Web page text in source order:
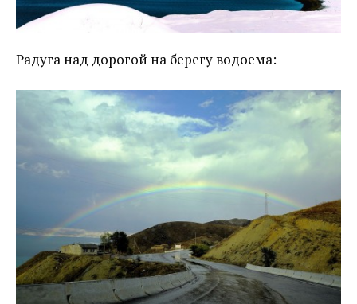
Радуга над дорогой на берегу водоема: